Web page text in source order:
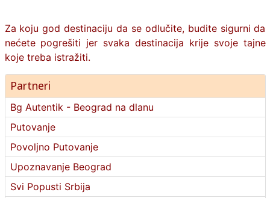
Za koju god destinaciju da se odlučite, budite sigurni da
nećete pogrešiti jer svaka destinacija krije svoje tajne
koje treba istražiti.
Partneri
Bg Autentik - Beograd na dlanu
Putovanje
Povoljno Putovanje
Upoznavanje Beograd
Svi Popusti Srbija